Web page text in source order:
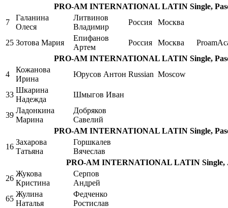
PRO-AM INTERNATIONAL LATIN Single,
7
Галанина
Олеся
Литвинов
Владимир
Россия Москва
25 Зотова Мария
Епифанов
Артем
Россия Москва
PRO-AM INTERNATIONAL LATIN Single,
4
Кожанова
Ирина
Юрусов Антон Russian Moscow
33
Шкарина
Надежда
Шмыгов Иван
39
Ладонкина
Марина
Добряков
Савелий
PRO-AM INTERNATIONAL LATIN Single,
16
Захарова
Татьяна
Горшкалев
Вячеслав
PRO-AM INTERNATIONAL LATIN Single,
26
Жукова
Кристина
Серпов
Андрей
65
Жулина
Наталья
Федченко
Ростислав